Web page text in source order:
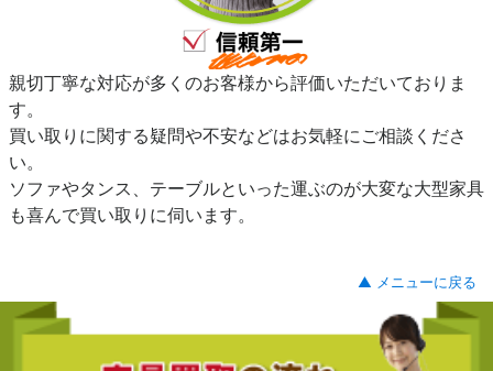
親切丁寧な対応が多くのお客様から評価いただいておりま
す。
買い取りに関する疑問や不安などはお気軽にご相談くださ
い。
ソファやタンス、テーブルといった運ぶのが大変な大型家具
も喜んで買い取りに伺います。
▲ メニューに戻る